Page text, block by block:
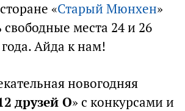
«Старый Мюнхен»
места 24 и 26
Айда к нам!
новогодняя
друзей О» с конкурсами и